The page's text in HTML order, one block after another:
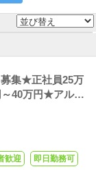
集★正社員25万
40万円★アルバ
験大歓迎★アル
もOK
歓迎 即日勤務可